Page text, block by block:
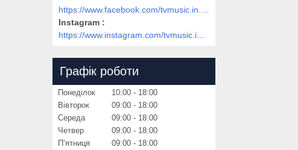
Instagram
Графік роботи
Понеділок 10:00
18:00
Вівторок
09:00
18:00
Середа
09:00
18:00
Четвер
09:00
18:00
Пʼятниця
09:00
18:00